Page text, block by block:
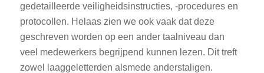
gedetailleerde veiligheidsinstructies, -procedures en
protocollen. Helaas zien we ook vaak dat deze
geschreven worden op een ander taalniveau dan
veel medewerkers begrijpend kunnen lezen. Dit treft
zowel laaggeletterden alsmede anderstaligen.